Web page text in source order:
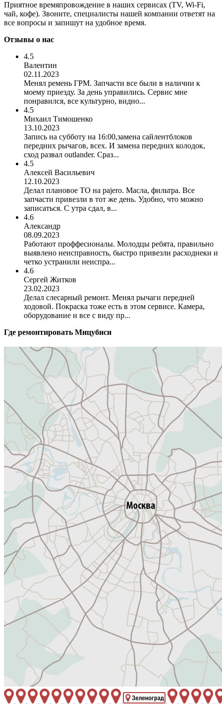
Приятное времяпровождение в наших сервисах (TV, Wi-Fi,
чай, кофе). Звоните, специалисты нашей компании ответят на
все вопросы и запишут на удобное время.
Отзывы о нас
4.5
Валентин
02.11.2023
Менял ремень ГРМ. Запчасти все были в наличии к
моему приезду. За день управились. Сервис мне
понравился, все культурно, видно...
4.5
Михаил Тимошенко
13.10.2023
Запись на субботу на 16:00,замена сайлентблоков
передних рычагов, всех. И замена передних колодок,
сход развал outlander. Сраз...
4.5
Алексей Васильевич
12.10.2023
Делал плановое ТО на pajero. Масла, фильтра. Все
запчасти привезли в тот же день. Удобно, что можно
записаться. С утра сдал, в...
4.6
Александр
08.09.2023
Работают проффесионалы. Молодцы ребята, правильно
выявлено неисправность, быстро привезли расходнеки и
четко устранили неиспра...
4.6
Сергей Житков
23.02.2023
Делал слесарный ремонт. Менял рычаги передней
ходовой. Покраска тоже есть в этом сервисе. Камера,
оборудование и все с виду пр...
Где ремонтировать Мицубиси